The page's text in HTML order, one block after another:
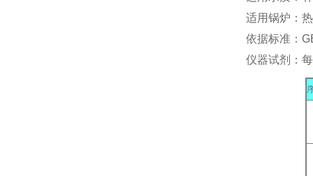
适用锅炉：
依据标准：
仪器试剂：